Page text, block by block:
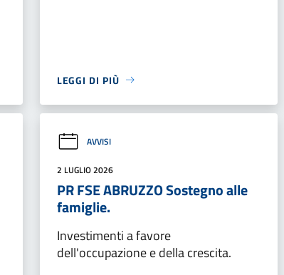
LEGGI DI PIÙ
AVVISI
2 LUGLIO 2026
PR FSE ABRUZZO Sostegno alle
famiglie.
Investimenti a favore
dell'occupazione e della crescita.